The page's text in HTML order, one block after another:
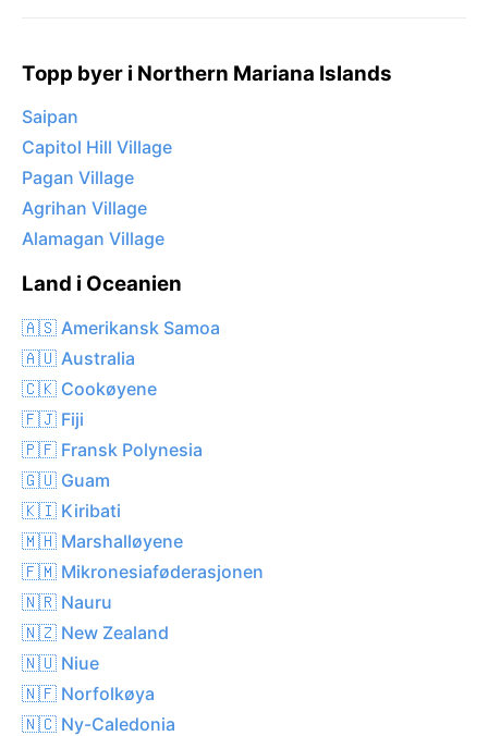
Topp byer i Northern Mariana Islands
Saipan
Capitol Hill Village
Pagan Village
Agrihan Village
Alamagan Village
Land i Oceanien
🇦🇸 Amerikansk Samoa
🇦🇺 Australia
🇨🇰 Cookøyene
🇫🇯 Fiji
🇵🇫 Fransk Polynesia
🇬🇺 Guam
🇰🇮 Kiribati
🇲🇭 Marshalløyene
🇫🇲 Mikronesiaføderasjonen
🇳🇷 Nauru
🇳🇿 New Zealand
🇳🇺 Niue
🇳🇫 Norfolkøya
🇳🇨 Ny-Caledonia